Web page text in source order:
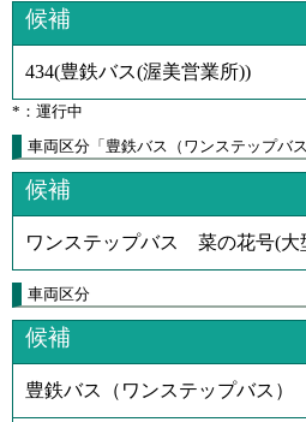
候補
434(豊鉄バス(渥美営業所))
*：運行中
車両区分「豊鉄バス（ワンステップバ
候補
ワンステップバス 菜の花号(大
車両区分
候補
豊鉄バス（ワンステップバス）